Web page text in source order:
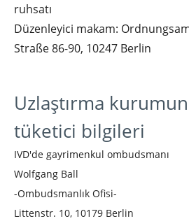
ruhsatı
Düzenleyici makam:
Straße 86-90, 10247 Berlin
Uzlaştırma
tüketici bilgileri
IVD'de gayrimenkul ombudsmanı
Wolfgang Ball
-Ombudsmanlık Ofisi-
Littenstr. 10, 10179 Berlin